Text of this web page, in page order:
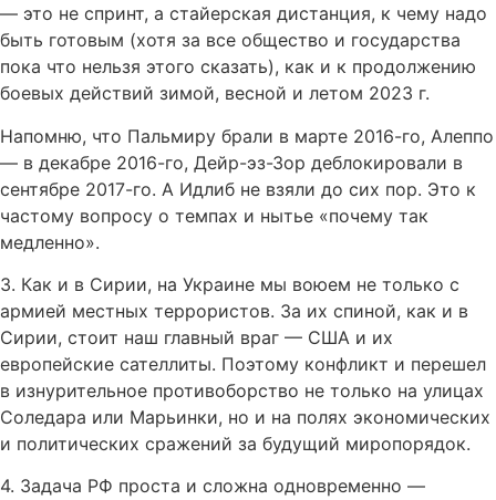
— это не спринт, а стайерская дистанция, к чему надо
быть готовым (хотя за все общество и государства
пока что нельзя этого сказать), как и к продолжению
боевых действий зимой, весной и летом 2023 г.
Напомню, что Пальмиру брали в марте 2016-го, Алеппо
— в декабре 2016-го, Дейр-эз-Зор деблокировали в
сентябре 2017-го. А Идлиб не взяли до сих пор. Это к
частому вопросу о темпах и нытье «почему так
медленно».
3. Как и в Сирии, на Украине мы воюем не только с
армией местных террористов. За их спиной, как и в
Сирии, стоит наш главный враг — США и их
европейские сателлиты. Поэтому конфликт и перешел
в изнурительное противоборство не только на улицах
Соледара или Марьинки, но и на полях экономических
и политических сражений за будущий миропорядок.
4. Задача РФ проста и сложна одновременно —